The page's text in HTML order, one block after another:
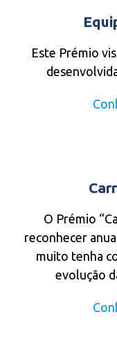
Este Prémio
O Prémio
reconhecer
muito tenha
evolução